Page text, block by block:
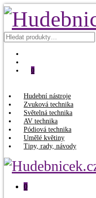
Hledat:
0
Hudební nástroje
Zvuková technika
Světelná technika
AV technika
Pódiová technika
Umělé květiny
Tipy, rady, návody
0